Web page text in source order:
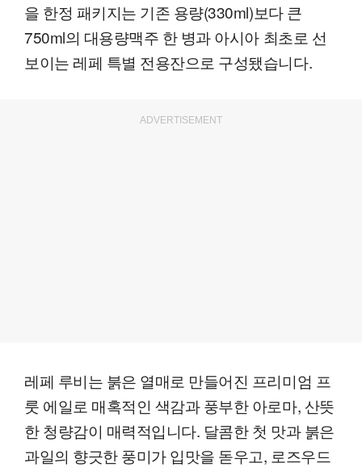
을 한정 패키지는 기존 용량(330ml)보다 큰
750ml의 대용량맥주 한 병과 아시아 최초로 선
보이는 레페 특별 전용잔으로 구성됐습니다.
ADVERTISEMENT
레페 루비는 붉은 열매로 만들어진 프리미엄 프
룻 에일로 매혹적인 색감과 풍부한 아로마, 산뜻
한 청량감이 매력적입니다. 달콤한 첫 맛과 붉은
과일의 향긋한 풍미가 입맛을 돋우고, 로즈우드